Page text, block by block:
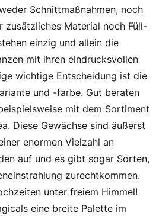
Schnittmaßnahmen, noch
Material noch Füll-
einzig und allein die
mit ihren eindrucksvollen
wichtige Entscheidung ist die
und -farbe. Gut beraten
mit dem Sortiment
Diese Gewächse sind äußerst
enormen Vielzahl an
auf und es gibt sogar Sorten,
zurechtkommen.
unter freiem Himmel!
eine breite Palette im